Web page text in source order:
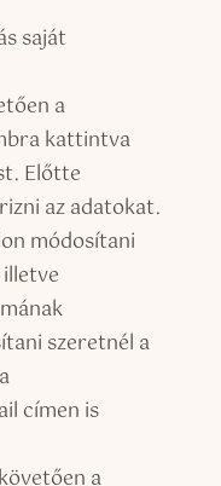
saját
a
kattintva
Előtte
az adatokat.
módosítani
szeretnél a
címen is
a